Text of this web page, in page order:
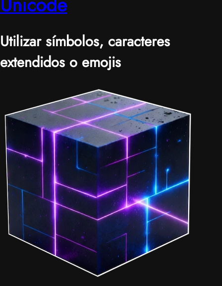
Utilizar símbolos, caracteres
extendidos o emojis